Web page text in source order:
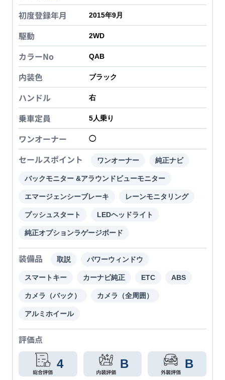
初度登録年月 2015年9月
駆動 2WD
カラーNo QAB
内装色 ブラック
ハンドル 右
乗車定員 5人乗り
ワンオーナー ◯
セールスポイント ワンオーナー 純正ナビ
バックモニター &アラウンドビューモニター
エマージェンシーブレーキ レーンモニタリング
プッシュスタート LEDヘッドライト
純正オプションラゲージボード
装備品 取説 パワーウィンドウ
スマートキー カーナビ純正 ETC ABS
カメラ（バック） カメラ（全周囲）
アルミホイール
評価点
4 B B